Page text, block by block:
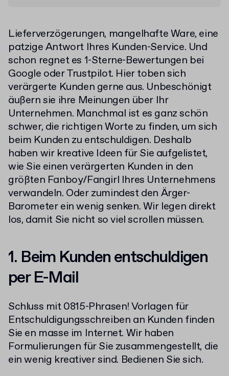
Lieferverzögerungen, mangelhafte Ware, eine
patzige Antwort Ihres Kunden-Service. Und
schon regnet es 1-Sterne-Bewertungen bei
Google oder Trustpilot. Hier toben sich
verärgerte Kunden gerne aus. Unbeschönigt
äußern sie ihre Meinungen über Ihr
Unternehmen. Manchmal ist es ganz schön
schwer, die richtigen Worte zu finden, um sich
beim Kunden zu entschuldigen. Deshalb
haben wir kreative Ideen für Sie aufgelistet,
wie Sie einen verärgerten Kunden in den
größten Fanboy/Fangirl Ihres Unternehmens
verwandeln. Oder zumindest den Ärger-
Barometer ein wenig senken. Wir legen direkt
los, damit Sie nicht so viel scrollen müssen.
1. Beim Kunden entschuldigen
per E-Mail
Schluss mit 0815-Phrasen! Vorlagen für
Entschuldigungsschreiben an Kunden finden
Sie en masse im Internet. Wir haben
Formulierungen für Sie zusammengestellt, die
ein wenig kreativer sind. Bedienen Sie sich.